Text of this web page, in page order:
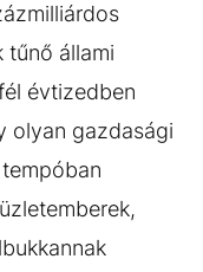
tűnő állami
évtizedben
olyan gazdasági